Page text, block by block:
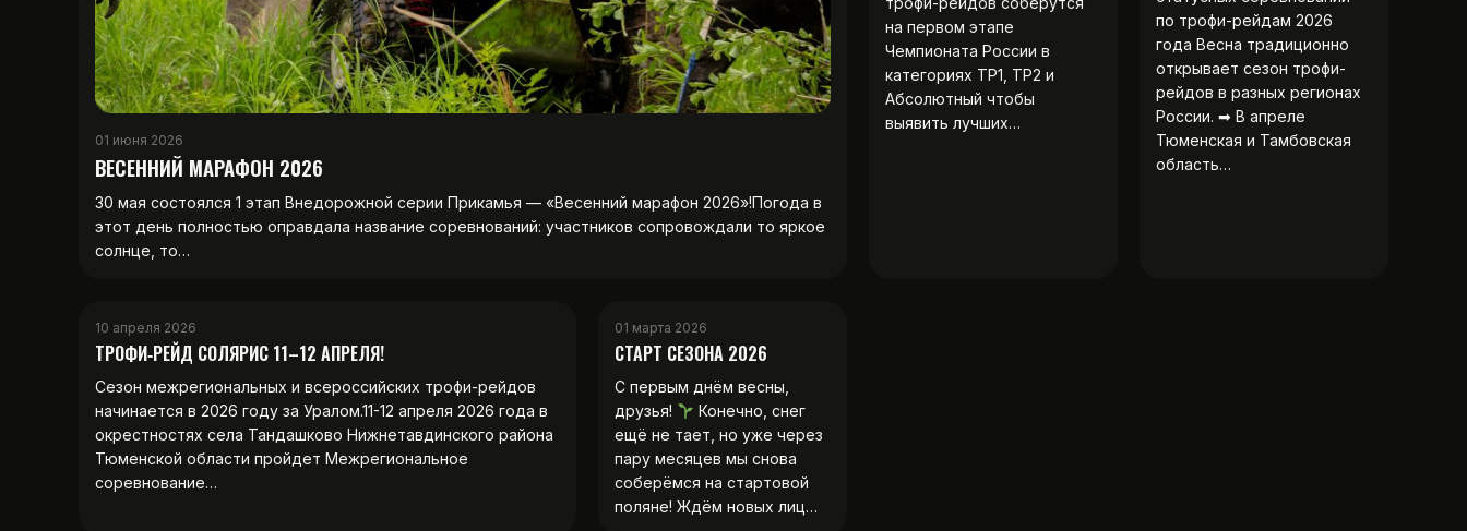
01 июня 2026
ВЕСЕННИЙ МАРАФОН 2026
30 мая состоялся 1 этап Внедорожной серии Прикамья — «Весенний марафон 2026»!Погода в
этот день полностью оправдала название соревнований: участников сопровождали то яркое
солнце, то…
на первом этапе
Чемпионата России в
категориях ТР1, ТР2 и
Абсолютный чтобы
выявить лучших…
по трофи-рейдам 2026
года Весна традиционно
открывает сезон трофи-
рейдов в разных регионах
России. ➡ В апреле
Тюменская и Тамбовская
область…
10 апреля 2026
ТРОФИ‑РЕЙД СОЛЯРИС 11–12 АПРЕЛЯ!
Сезон межрегиональных и всероссийских трофи-рейдов
начинается в 2026 году за Уралом.11-12 апреля 2026 года в
окрестностях села Тандашково Нижнетавдинского района
Тюменской области пройдет Межрегиональное
соревнование…
01 марта 2026
СТАРТ СЕЗОНА 2026
С первым днём весны,
друзья!
Конечно, снег
ещё не тает, но уже через
пару месяцев мы снова
соберёмся на стартовой
поляне! Ждём новых лиц…